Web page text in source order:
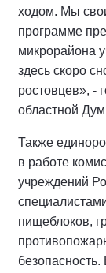
ходом. Мы
программе
микрорайона
здесь скоро
ростовцев», -
областной
Также
в работе
учреждений
пищеблоков,